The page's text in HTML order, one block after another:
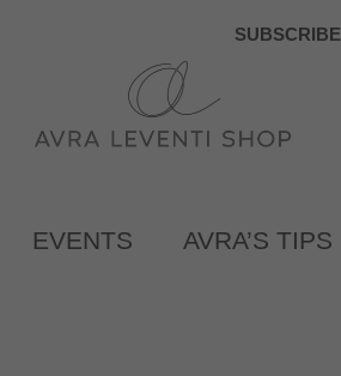
SUBSCRIBE
EVENTS AVRA’S TIPS